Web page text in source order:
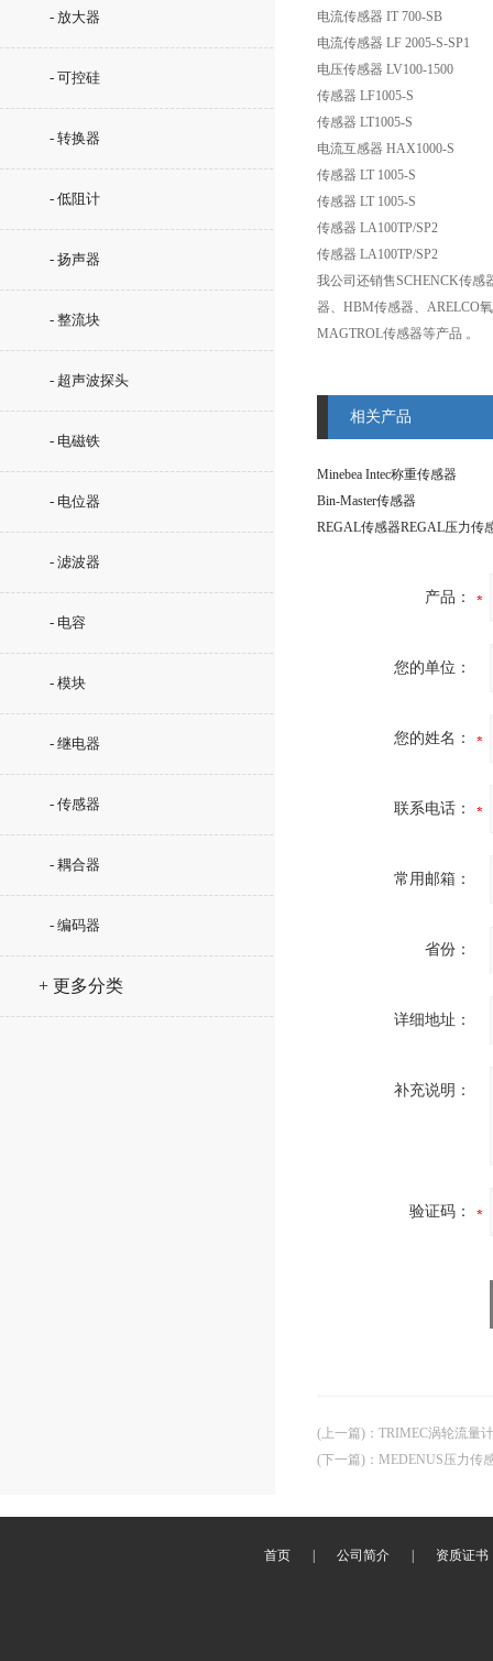
- 放大器
- 可控硅
- 转换器
- 低阻计
- 扬声器
- 整流块
- 超声波探头
- 电磁铁
- 电位器
- 滤波器
- 电容
- 模块
- 继电器
- 传感器
- 耦合器
- 编码器
+ 更多分类
电流传感器 IT 700-SB
电流传感器 LF 2005-S-SP1
电压传感器 LV100-1500
传感器 LF1005-S
传感器 LT1005-S
电流互感器 HAX1000-S
传感器 LT 1005-S
传感器 LT 1005-S
传感器 LA100TP/SP2
传感器 LA100TP/SP2
我公司还销售SCHENCK传感
器、HBM传感器、ARELCO
MAGTROL传感器等产品 。
相关产品
Minebea Intec称重传感器
Bin-Master传感器
REGAL传感器REGAL压力传
产品：
您的单位：
您的姓名：
联系电话：
常用邮箱：
省份：
详细地址：
补充说明：
验证码：
(上一篇) ： TRIMEC涡轮流量计
(下一篇) ： MEDENUS压力传
首页 公司简介 资质证书